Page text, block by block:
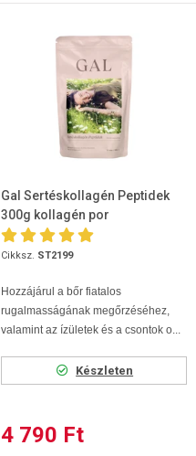
Gal Sertéskollagén Peptidek
300g kollagén por
Cikksz. ST2199
Hozzájárul a bőr fiatalos
rugalmasságának megőrzéséhez,
valamint az ízületek és a csontok o...
Készleten
4 790 Ft